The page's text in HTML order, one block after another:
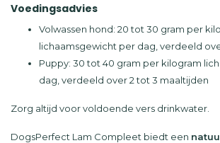
Voedingsadvies
Volwassen hond: 20 tot 30 gram per
lichaamsgewicht per dag, verdeeld
Puppy: 30 tot 40 gram per kilogram
dag, verdeeld over 2 tot 3 maaltijden
Zorg altijd voor voldoende vers drinkwater.
DogsPerfect Lam Compleet biedt een